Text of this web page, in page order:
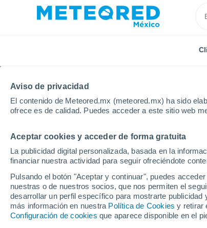
Aviso de privacidad
El contenido de Meteored.mx (meteored.mx) ha sido
ofrece es de calidad. Puedes acceder a este sitio web
Aceptar cookies y acceder de forma gratuita
La publicidad digital personalizada, basada en la
financiar nuestra actividad para seguir ofreciéndote
Pulsando el botón "Aceptar y continuar", puedes
nuestras o de nuestros socios, que nos permiten el
desarrollar un perfil específico para mostrarte
más información en nuestra Política de Cookies y retirar
Configuración de cookies que aparece disponible en el
Inicio Francia Occitania Gard
Clima en Gard
Hoy, 7 agosto Todo el día